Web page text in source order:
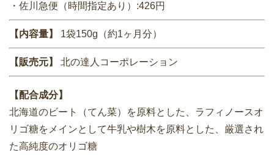
・佐川急便（時間指定あり）:426円
【内容量】 1袋150g（約1ヶ月分）
【販売元】 北の達人コーポレーション
【配合成分】
北海道のビート（てん菜）を原料とした、ラフィノースオ
リゴ糖をメインとして牛乳や樹木を原料とした、厳選され
た高純度のオリゴ糖